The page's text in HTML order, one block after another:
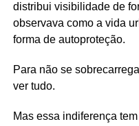
distribui visibilidade de
observava como a vida
forma de autoproteção.
Para não se
ver tudo.
Mas essa indiferença